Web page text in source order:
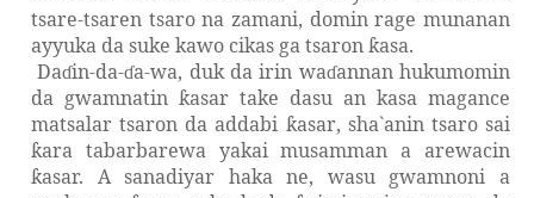
tsare-tsaren tsaro na zamani, domin rage munanan
ayyuka da suke kawo cikas ga tsaron ƙasa.
Daɗin-da-ɗa-wa, duk da irin waɗannan hukumomin
da gwamnatin ƙasar take dasu an kasa magance
matsalar tsaron da addabi ƙasar, sha`anin tsaro sai
ƙara tabarbarewa yakai musamman a arewacin
ƙasar. A sanadiyar haka ne, wasu gwamnoni a